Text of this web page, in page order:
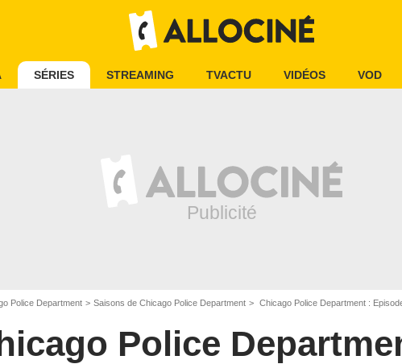
SÉRIES STREAMING TVACTU VIDÉOS VOD
Police Department Saisons de Chicago Police Department Chicago Police Department :
Police